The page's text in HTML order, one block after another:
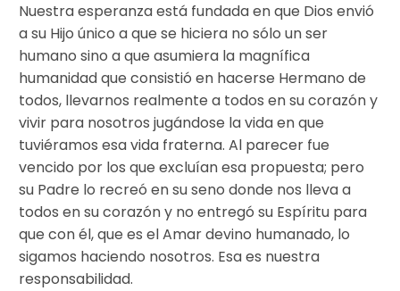
Nuestra esperanza está fundada en que Dios envió
a su Hijo único a que se hiciera no sólo un ser
humano sino a que asumiera la magnífica
humanidad que consistió en hacerse Hermano de
todos, llevarnos realmente a todos en su corazón y
vivir para nosotros jugándose la vida en que
tuviéramos esa vida fraterna. Al parecer fue
vencido por los que excluían esa propuesta; pero
su Padre lo recreó en su seno donde nos lleva a
todos en su corazón y no entregó su Espíritu para
que con él, que es el Amar devino humanado, lo
sigamos haciendo nosotros. Esa es nuestra
responsabilidad.